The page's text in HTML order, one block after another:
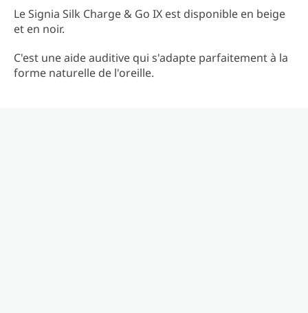
Le Signia Silk Charge & Go IX est disponible en beige
et en noir.
C'est une aide auditive qui s'adapte parfaitement à la
forme naturelle de l'oreille.